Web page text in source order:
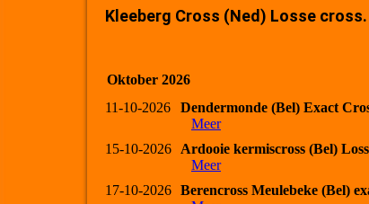
Kleeberg Cross (Ned) Losse cross.
Oktober 2026
11-10-2026
Dendermonde (Bel) Exact
Meer
15-10-2026
Ardooie kermiscross (Bel)
Meer
17-10-2026 Berencross Meulebeke (Bel)